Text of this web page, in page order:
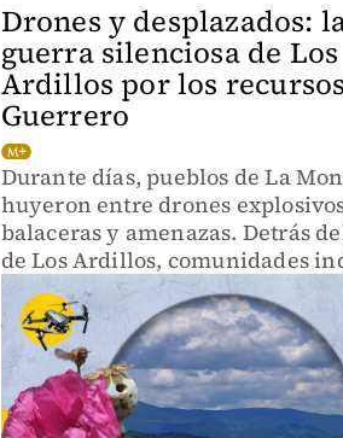
Drones y desplazados:
guerra silenciosa de Los
Ardillos por los
Guerrero
Durante días, pueblos de La
huyeron entre drones
balaceras y amenazas. Detrás
de Los Ardillos, comunidades
denuncian una guerra para
de agua, madera y minerales.